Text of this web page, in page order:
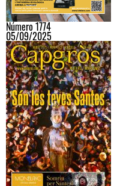
Número 1774
05/09/2025